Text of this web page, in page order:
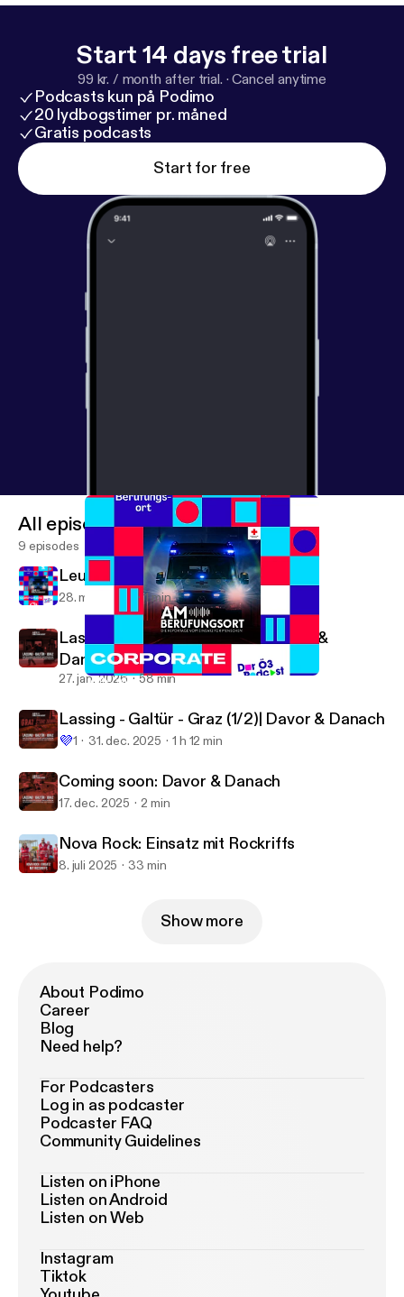
Start 14 days free trial
99 kr. / month after trial. ·Cancel anytime
Podcasts kun på Podimo
20 lydbogstimer pr. måned
Gratis podcasts
Start for free
Leute, wir müssen reden!
All episodes
9 episodes
Leute, wir müssen reden!
28. mar. 2026 1 min
Lassing - Galtür - Graz (2/2)| Davor &
Danach
27. jan. 2026 58 min
Lassing - Galtür - Graz (1/2)| Davor & Danach
💜1 31. dec. 2025 1 h 12 min
Coming soon: Davor & Danach
17. dec. 2025 2 min
Nova Rock: Einsatz mit Rockriffs
8. juli 2025 33 min
Show more
About Podimo
Career
Blog
Need help?
For Podcasters
Log in as podcaster
Podcaster FAQ
Community Guidelines
Listen on iPhone
Listen on Android
Listen on Web
Instagram
Tiktok